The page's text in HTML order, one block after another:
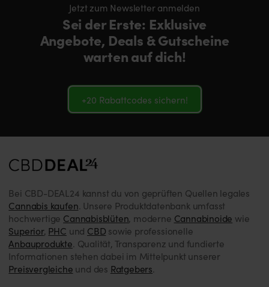
Jetzt zum Newsletter anmelden
Sei der Erste: Exklusive
Angebote, Deals & Gutscheine
warten auf dich!
+20 Rabattcodes sichern!
Bei CBD-DEAL24 kannst du von geprüften Quellen legales
Cannabis kaufen. Unsere Produktdatenbank umfasst
hochwertige Cannabisblüten, moderne Cannabinoide wie
Superior, PHC und CBD sowie professionelle
Anbauprodukte. Qualität, Transparenz und fundierte
Informationen stehen dabei im Mittelpunkt unserer
Preisvergleiche und des Ratgebers.